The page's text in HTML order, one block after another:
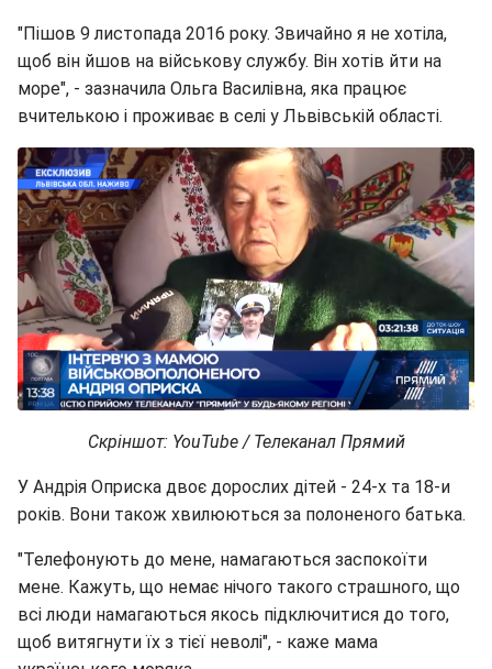
"Пішов 9 листопада 2016 року. Звичайно я не хотіла,
щоб він йшов на військову службу. Він хотів йти на
море", - зазначила Ольга Василівна, яка працює
вчителькою і проживає в селі у Львівській області.
Скріншот: YouTube / Телеканал Прямий
У Андрія Оприска двоє дорослих дітей - 24-х та 18-и
років. Вони також хвилюються за полоненого батька.
"Телефонують до мене, намагаються заспокоїти
мене. Кажуть, що немає нічого такого страшного, що
всі люди намагаються якось підключитися до того,
щоб витягнути їх з тієї неволі", - каже мама